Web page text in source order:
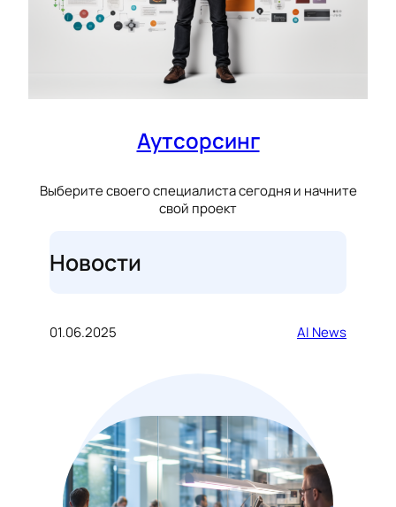
Аутсорсинг
Выберите своего специалиста сегодня и начните
свой проект
Новости
01.06.2025 AI News